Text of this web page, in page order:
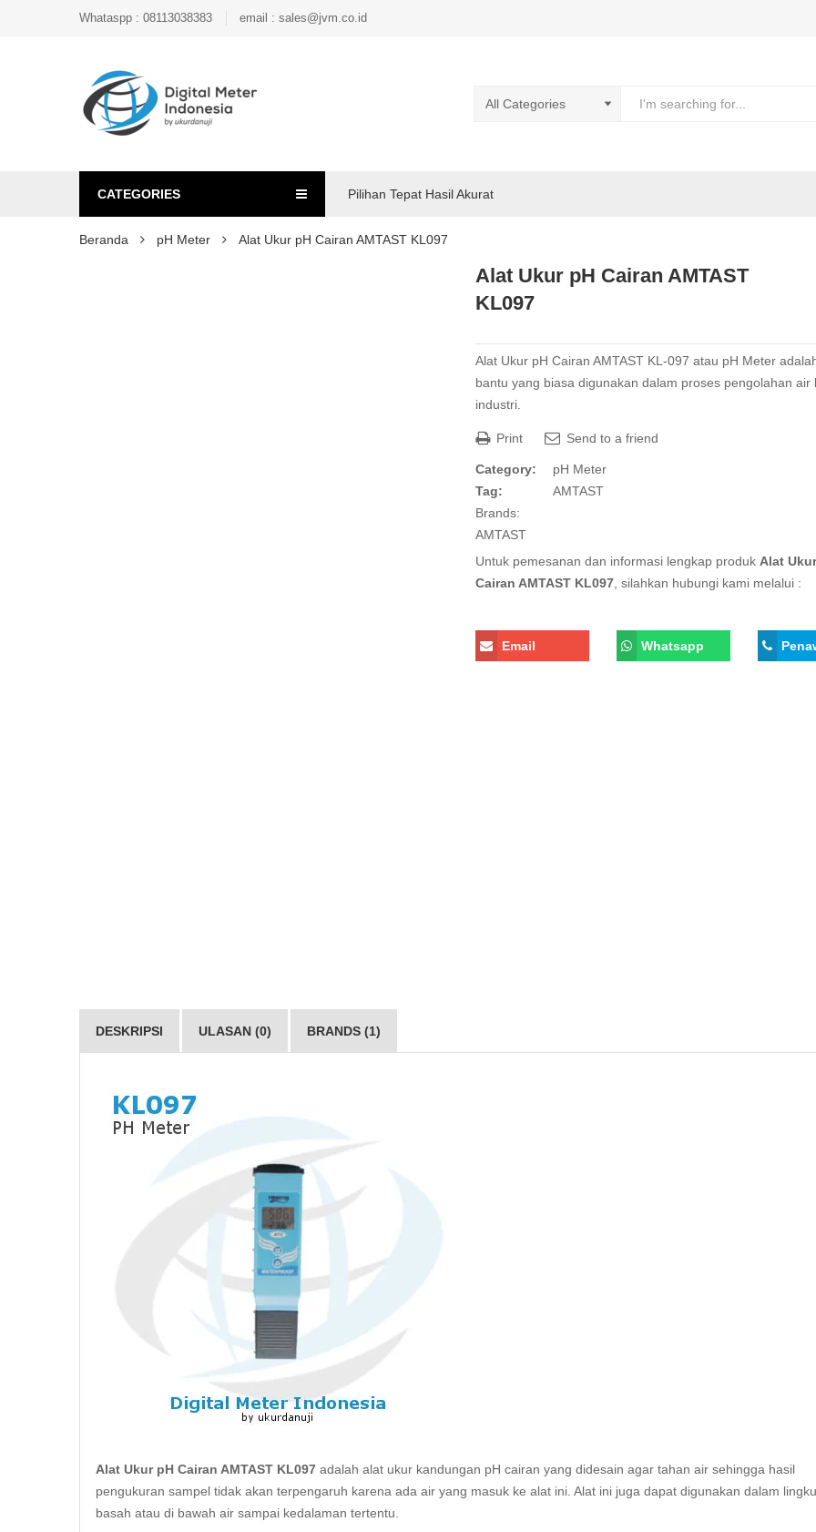
Whataspp : 08113038383 email : sales@jvm.co.id
CATEGORIES Pilihan Tepat Hasil Akurat
Beranda pH Meter Alat Ukur pH Cairan AMTAST KL097
Alat Ukur pH Cairan AMTAST
KL097
Alat Ukur pH Cairan AMTAST KL-097 atau pH Meter
bantu yang biasa digunakan dalam proses pengolahan air
industri.
Print Send to a friend
Category:
pH Meter
Tag:
AMTAST
Brands:
AMTAST
Untuk pemesanan dan informasi lengkap produk Alat
Cairan AMTAST KL097 , silahkan hubungi kami melalui :
Email Whatsapp
DESKRIPSI ULASAN (0) BRANDS (1)
Alat Ukur pH Cairan AMTAST KL097 adalah alat ukur kandungan pH cairan yang didesain agar tahan air sehingga hasil
pengukuran sampel tidak akan terpengaruh karena ada air yang masuk ke alat ini. Alat ini juga dapat digunakan dalam
basah atau di bawah air sampai kedalaman tertentu.